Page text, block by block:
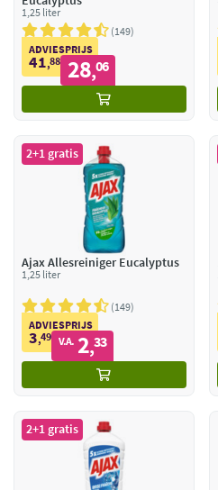
1,25 liter
149
ADVIESPRIJS
41,88 28,06
2+1 gratis
Ajax Allesreiniger Eucalyptus
1,25 liter
149
ADVIESPRIJS
3,49 V.A. 2,33
2+1 gratis